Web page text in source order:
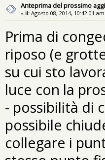
Anteprima del prossimo
« il: Agosto 08, 2014, 10:42:01
Prima di
riposo (e
su cui sto
luce con la
- possibilità di
possibile
collegare i